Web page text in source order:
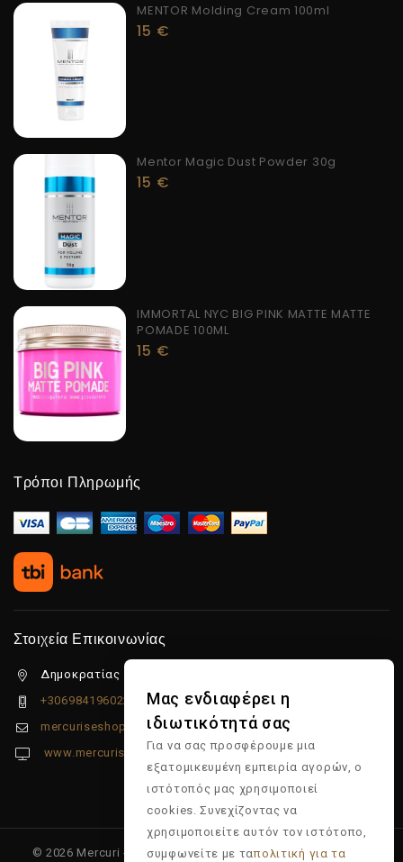
MENTOR Molding Cream 100ml
15 €
Mentor Magic Dust Powder 30g
15 €
IMMORTAL NYC BIG PINK MATTE MATTE
POMADE 100ML
15 €
Τρόποι Πληρωμής
Στοιχεία Επικοινωνίας
Δημοκρατίας 5β Λιμένας Χερσονήσου, 70014
+306984196022
mercuriseshop@gmail.com
www.mercuriseshop.gr
© 2026 Mercuri - Είδη κομμωτηρίου - Επώνυμα προϊόντα -
Μας ενδιαφέρει η
ιδιωτικότητά σας
Για να σας προσφέρουμε μια
εξατομικευμένη εμπειρία αγορών, ο
ιστότοπός μας χρησιμοποιεί
cookies. Συνεχίζοντας να
χρησιμοποιείτε αυτόν τον ιστότοπο,
συμφωνείτε με ταπολιτική για τα